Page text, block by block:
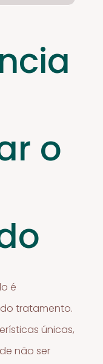
o
é
tratamento.
únicas,
não ser